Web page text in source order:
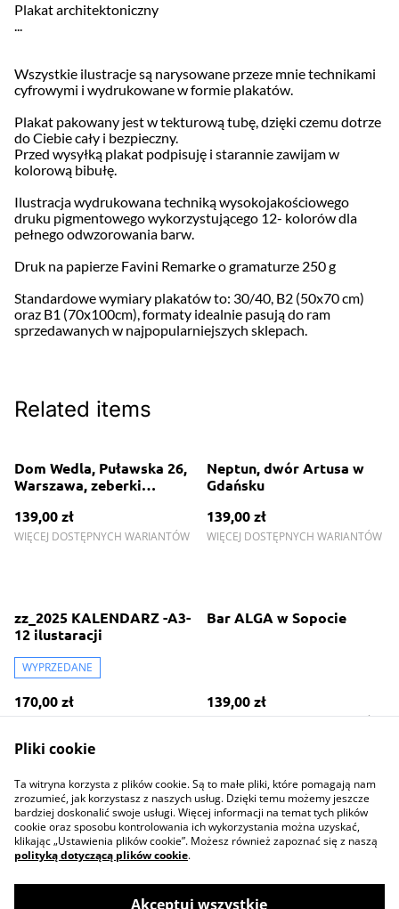
Plakat architektoniczny
...
Wszystkie ilustracje są narysowane przeze mnie technikami
cyfrowymi i wydrukowane w formie plakatów.
Plakat pakowany jest w tekturową tubę, dzięki czemu dotrze
do Ciebie cały i bezpieczny.
Przed wysyłką plakat podpisuję i starannie zawijam w
kolorową bibułę.
Ilustracja wydrukowana techniką wysokojakościowego
druku pigmentowego wykorzystującego 12- kolorów dla
pełnego odwzorowania barw.
Druk na papierze Favini Remarke o gramaturze 250 g
Standardowe wymiary plakatów to: 30/40, B2 (50x70 cm)
oraz B1 (70x100cm), formaty idealnie pasują do ram
sprzedawanych w najpopularniejszych sklepach.
Related items
Dom Wedla, Puławska 26,
Warszawa, zeberki
139,00 zł
WIĘCEJ DOSTĘPNYCH WARIANTÓW
Neptun, dwór Artusa w
Gdańsku
139,00 zł
WIĘCEJ DOSTĘPNYCH WARIANTÓW
zz_2025 KALENDARZ -A3-
12 ilustaracji
WYPRZEDANE
170,00 zł
Bar ALGA w Sopocie
139,00 zł
WIĘCEJ DOSTĘPNYCH WARIANTÓW
Contact Us
Privacy Policy
Cookie Policy
Pliki cookie
Ta witryna korzysta z plików cookie. Są to małe pliki, które pomagają nam
zrozumieć, jak korzystasz z naszych usług. Dzięki temu możemy jeszcze
bardziej doskonalić swoje usługi. Więcej informacji na temat tych plików
cookie oraz sposobu kontrolowania ich wykorzystania można uzyskać,
klikając „Ustawienia plików cookie”. Możesz również zapoznać się z naszą
polityką dotyczącą plików cookie.
Akceptuj wszystkie